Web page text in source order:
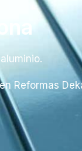
Reformas